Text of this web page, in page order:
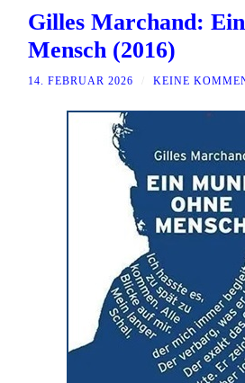
Gilles Marchand:
Mensch (2016)
14. FEBRUAR 2026 KEINE